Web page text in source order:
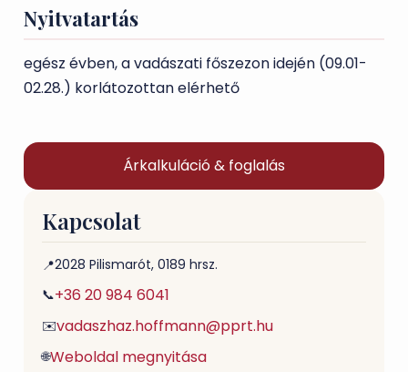
Nyitvatartás
egész évben, a vadászati főszezon idején (09.01-
02.28.) korlátozottan elérhető
Árkalkuláció & foglalás
Kapcsolat
📍2028 Pilismarót, 0189 hrsz.​​​​​​​
📞+36 20 984 6041​​​​​​​​​​​​​​
✉️vadaszhaz.hoffmann@pprt.hu
🌐Weboldal megnyitása